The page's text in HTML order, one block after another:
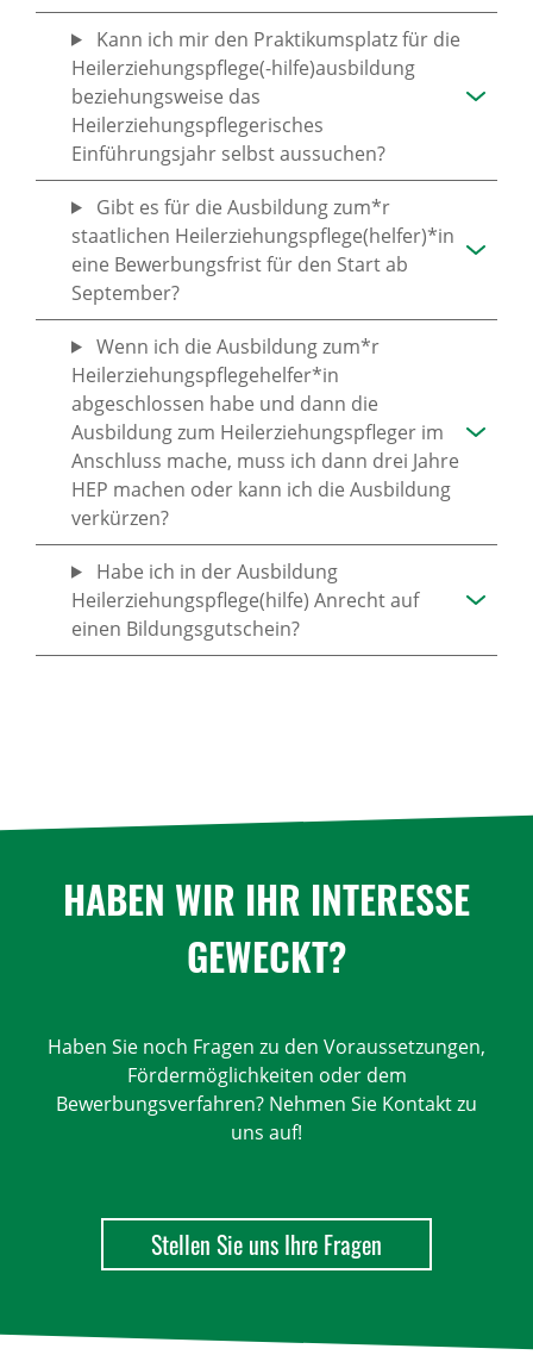
Kann ich mir den Praktikumsplatz für die
Heilerziehungspflege(-hilfe)ausbildung
beziehungsweise das
Heilerziehungspflegerisches
Einführungsjahr selbst aussuchen?
Gibt es für die Ausbildung zum*r
staatlichen Heilerziehungspflege(helfer)*in
eine Bewerbungsfrist für den Start ab
September?
Wenn ich die Ausbildung zum*r
Heilerziehungspflegehelfer*in
abgeschlossen habe und dann die
Ausbildung zum Heilerziehungspfleger im
Anschluss mache, muss ich dann drei Jahre
HEP machen oder kann ich die Ausbildung
verkürzen?
Habe ich in der Ausbildung
Heilerziehungspflege(hilfe) Anrecht auf
einen Bildungsgutschein?
HABEN WIR IHR INTERESSE
GEWECKT?
Haben Sie noch Fragen zu den Voraussetzungen,
Fördermöglichkeiten oder dem
Bewerbungsverfahren? Nehmen Sie Kontakt zu
uns auf!
Stellen Sie uns Ihre Fragen